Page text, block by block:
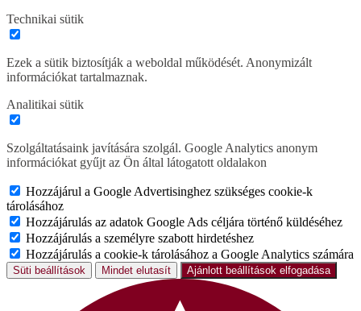
Technikai sütik
Ezek a sütik biztosítják a weboldal működését. Anonymizált
információkat tartalmaznak.
Analitikai sütik
Szolgáltatásaink javítására szolgál. Google Analytics anonym
információkat gyűjt az Ön által látogatott oldalakon
Hozzájárul a Google Advertisinghez szükséges cookie-k
tárolásához
Hozzájárulás az adatok Google Ads céljára történő küldéséhez
Hozzájárulás a személyre szabott hirdetéshez
Hozzájárulás a cookie-k tárolásához a Google Analytics számára
Süti beállítások Mindet elutasít Ajánlott beállítások elfogadása